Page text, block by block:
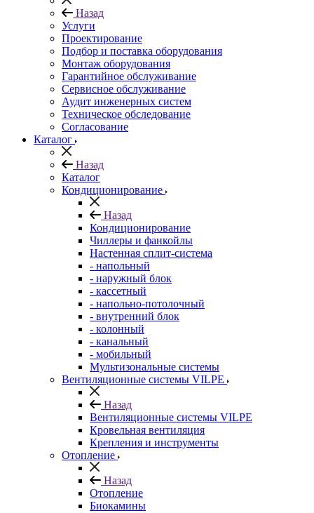
Назад
Услуги
Проектирование
Подбор и поставка оборудования
Монтаж оборудования
Гарантийное обслуживание
Сервисное обслуживание
Аудит инженерных систем
Техническое обследование
Согласование
Каталог
Назад
Каталог
Кондиционирование
Назад
Кондиционирование
Чиллеры и фанкойлы
Настенная сплит-система
- напольный
- наружный блок
- кассетный
- напольно-потолочный
- внутренний блок
- колонный
- канальный
- мобильный
Мультизональные системы
Вентиляционные системы VILPE
Назад
Вентиляционные системы VILPE
Кровельная вентиляция
Крепления и инструменты
Отопление
Назад
Отопление
Биокамины